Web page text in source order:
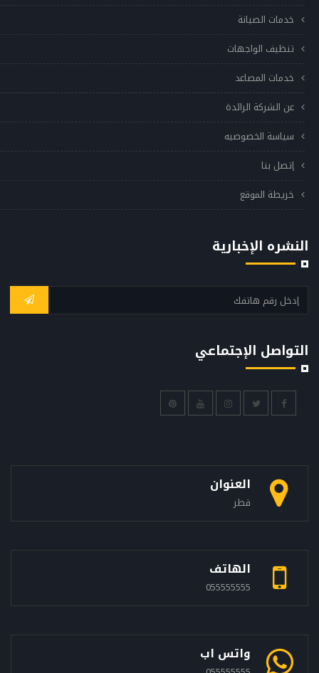
خدمات الصيانة
تنظيف الواجهات
خدمات المصاعد
عن الشركة الرائدة
سياسة الخصوصيه
إتصل بنا
خريطة الموقع
النشره الإخبارية
التواصل الإجتماعي
العنوان
قطر
الهاتف
055555555
واتس اب